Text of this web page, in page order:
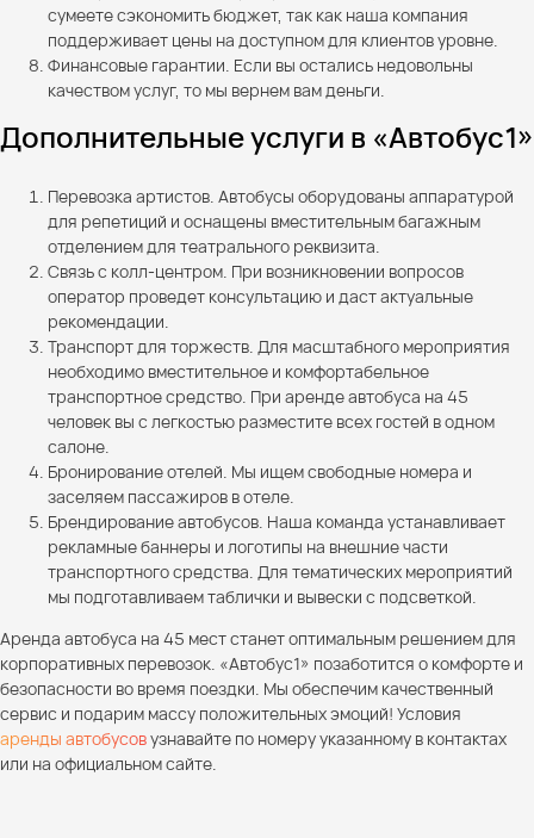
сумеете сэкономить бюджет, так как наша компания
поддерживает цены на доступном для клиентов уровне.
Финансовые гарантии. Если вы остались недовольны
качеством услуг, то мы вернем вам деньги.
Дополнительные услуги в «Автобус1»
Перевозка артистов. Автобусы оборудованы аппаратурой
для репетиций и оснащены вместительным багажным
отделением для театрального реквизита.
Связь с колл-центром. При возникновении вопросов
оператор проведет консультацию и даст актуальные
рекомендации.
Транспорт для торжеств. Для масштабного мероприятия
необходимо вместительное и комфортабельное
транспортное средство. При аренде автобуса на 45
человек вы с легкостью разместите всех гостей в одном
салоне.
Бронирование отелей. Мы ищем свободные номера и
заселяем пассажиров в отеле.
Брендирование автобусов. Наша команда устанавливает
рекламные баннеры и логотипы на внешние части
транспортного средства. Для тематических мероприятий
мы подготавливаем таблички и вывески с подсветкой.
Аренда автобуса на 45 мест станет оптимальным решением для
корпоративных перевозок. «Автобус1» позаботится о комфорте и
безопасности во время поездки. Мы обеспечим качественный
сервис и подарим массу положительных эмоций! Условия
аренды автобусовузнавайте по номеру указанному в контактах
или на официальном сайте.